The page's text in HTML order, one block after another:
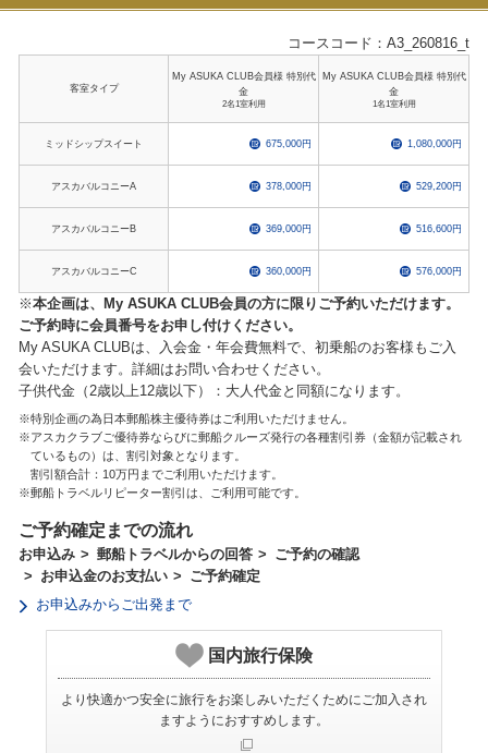
コースコード：A3_260816_t
客室タイプ
My ASUKA CLUB会員様 特別代
金
2名1室利用
My ASUKA CLUB会員様 特別代
金
1名1室利用
ミッドシップスイート 675,000円 1,080,000円
アスカバルコニーA 378,000円 529,200円
アスカバルコニーB 369,000円 516,600円
アスカバルコニーC 360,000円 576,000円
※本企画は、My ASUKA CLUB会員の方に限りご予約いただけます。
ご予約時に会員番号をお申し付けください。
My ASUKA CLUBは、入会金・年会費無料で、初乗船のお客様もご入
会いただけます。詳細はお問い合わせください。
子供代金（2歳以上12歳以下）：大人代金と同額になります。
特別企画の為日本郵船株主優待券はご利用いただけません。
アスカクラブご優待券ならびに郵船クルーズ発行の各種割引券（金額が記載され
ているもの）は、割引対象となります。
割引額合計：10万円までご利用いただけます。
郵船トラベルリピーター割引は、ご利用可能です。
ご予約確定までの流れ
お申込み 郵船トラベルからの回答
ご予約の確認
お申込金のお支払い
ご予約確定
お申込みからご出発まで
国内旅行保険
より快適かつ安全に旅行をお楽しみいただくためにご加入され
ますようにおすすめします。